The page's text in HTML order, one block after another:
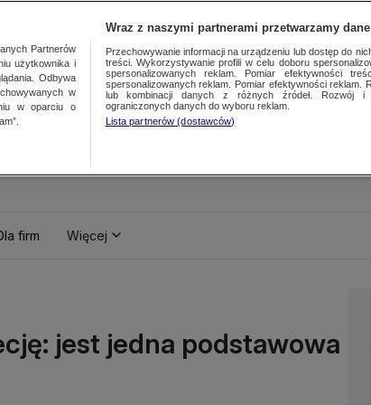
firm Więcej
jest jedna podstawowa
Partnerów
użytkownika i
Odbywa
w
w oparciu o
Wraz z naszymi partnerami przetwarzamy
Przechowywanie informacji na urządzeniu lub dostęp do
treści. Wykorzystywanie profili w celu doboru
spersonalizowanych reklam. Pomiar efektywności
spersonalizowanych reklam. Pomiar efektywności reklam.
lub kombinacji danych z różnych źródeł. Rozwój i
ograniczonych danych do wyboru reklam.
Lista partnerów (dostawców)